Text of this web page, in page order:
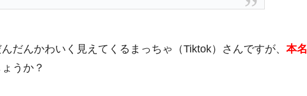
だんかわいく見えてくるまっちゃ（Tiktok）さんですが、 本名
うか？